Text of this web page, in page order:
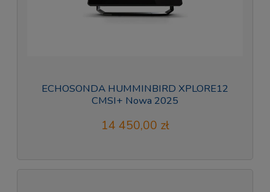
ECHOSONDA HUMMINBIRD XPLORE12
CMSI+ Nowa 2025
14 450,00 zł